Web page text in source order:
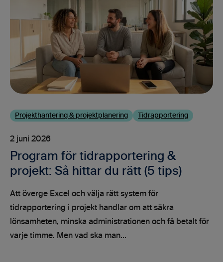
Projekthantering & projektplanering Tidrapportering
2 juni 2026
Program för tidrapportering &
projekt: Så hittar du rätt (5 tips)
Att överge Excel och välja rätt system för
tidrapportering i projekt handlar om att säkra
lönsamheten, minska administrationen och få betalt för
varje timme. Men vad ska man...